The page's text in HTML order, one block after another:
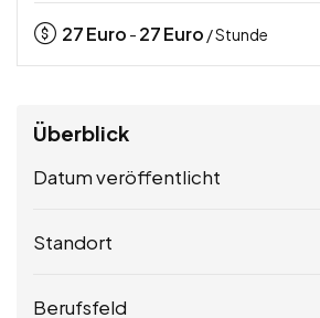
27Euro - 27Euro / Stunde
Überblick
Datum veröffentlicht
Standort
Berufsfeld